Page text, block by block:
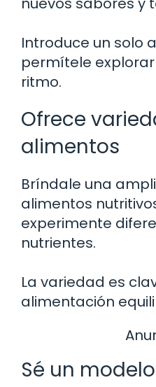
Introduce un solo
permítele
ritmo.
Ofrece
alimentos
Bríndale una
alimentos
experimente
nutrientes.
La variedad es
alimentación
Sé un